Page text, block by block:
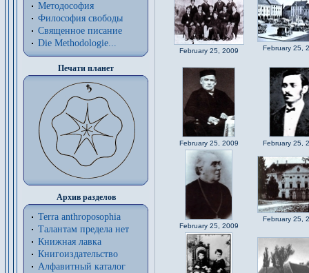
Методософия
Философия cвободы
Священное писание
Die Methodologie...
Печати планет
Архив разделов
Terra anthroposophia
Талантам предела нет
Книжная лавка
Книгоиздательство
Алфавитный каталог
February 25, 2009 February 25,
February 25, 2009 February 25,
February 25, 2009
February 25,